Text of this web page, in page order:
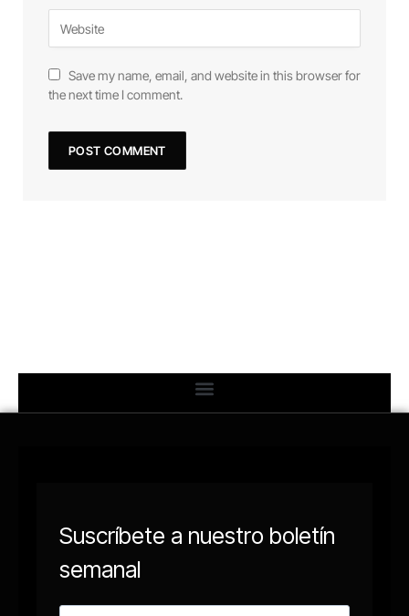
Save my name, email, and website in this browser for
the next time I comment.